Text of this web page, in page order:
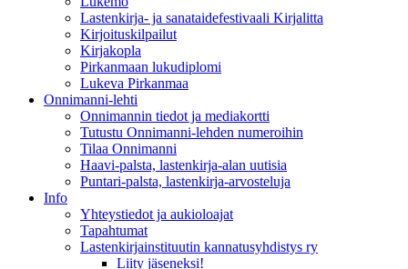
Lastenkirja- ja sanataidefestivaali Kirjalitta
Kirjoituskilpailut
Kirjakopla
Pirkanmaan lukudiplomi
Lukeva Pirkanmaa
Onnimanni-lehti
Onnimannin tiedot ja mediakortti
Tutustu Onnimanni-lehden numeroihin
Tilaa Onnimanni
Haavi-palsta, lastenkirja-alan uutisia
Puntari-palsta, lastenkirja-arvosteluja
Info
Yhteystiedot ja aukioloajat
Tapahtumat
Lastenkirjainstituutin kannatusyhdistys ry
Liity jäseneksi!